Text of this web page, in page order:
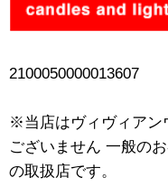
2100050000013607
※当店はヴィヴィアン
ございません 一般の
の取扱店です。